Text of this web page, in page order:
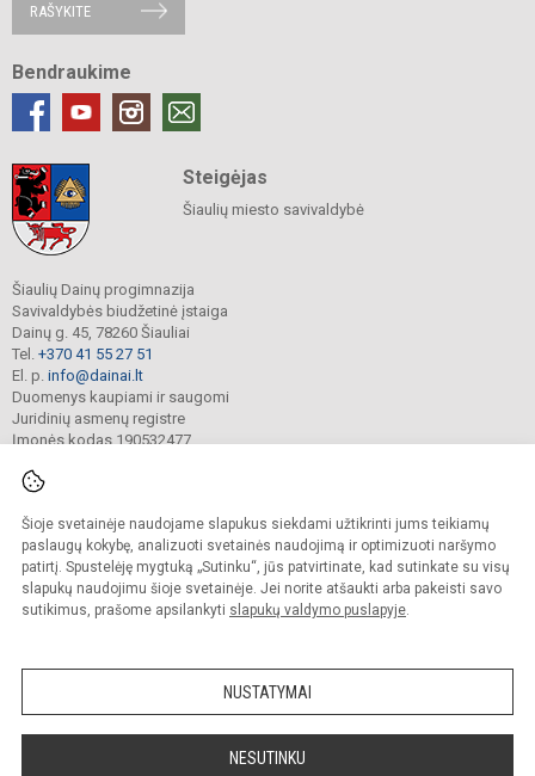
Šioje svetainėje naudojame slapukus siekdami užtikrinti jums teikiamų
paslaugų kokybę, analizuoti svetainės naudojimą ir optimizuoti naršymo
patirtį. Spustelėję mygtuką „Sutinku“, jūs patvirtinate, kad sutinkate su visų
slapukų naudojimu šioje svetainėje. Jei norite atšaukti arba pakeisti savo
sutikimus, prašome apsilankyti slapukų valdymo puslapyje.
NUSTATYMAI
NESUTINKU
RAŠYKITE
Bendraukime
Steigėjas
Šiaulių miesto savivaldybė
Šiaulių Dainų progimnazija
Savivaldybės biudžetinė įstaiga
Dainų g. 45, 78260 Šiauliai
Tel. +370 41 55 27 51
El. p. info@dainai.lt
Duomenys kaupiami ir saugomi
Juridinių asmenų registre
Įmonės kodas 190532477
© 2023. Šiaulių Dainų progimnazija. Visos teisės saugomos.
Kopijuoti turinį be raštiško gimnazijos sutikimo griežtai draudžiama.
Prieinamumo paraiška Slapukų politika
Sumanus būdas atnaujinti